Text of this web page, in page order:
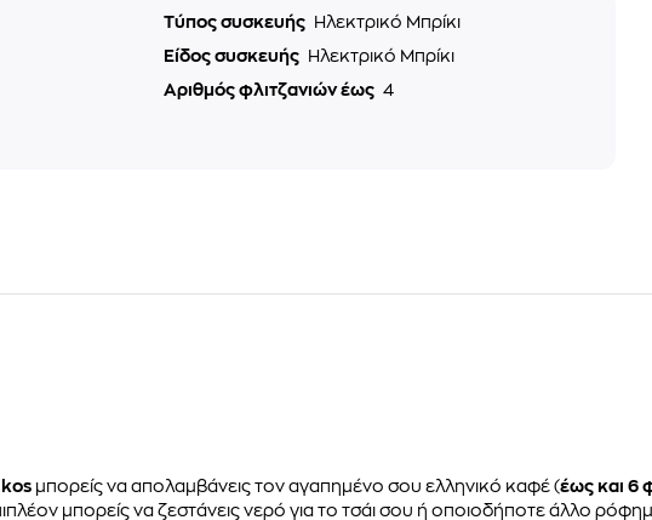
Τύπος συσκευής
Ηλεκτρικό Μπρίκι
Είδος συσκευής
Ηλεκτρικό Μπρίκι
Αριθμός φλιτζανιών έως 4
μπορείς να απολαμβάνεις τον αγαπημένο σου ελληνικό καφέ (έως και 6
μπορείς να ζεστάνεις νερό για το τσάι σου ή οποιοδήποτε άλλο